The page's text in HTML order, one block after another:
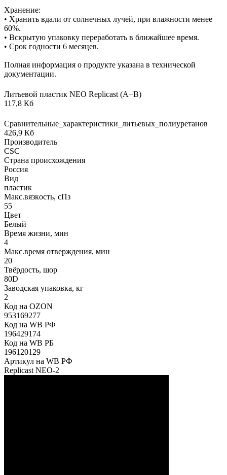
Хранение:
• Хранить вдали от солнечных лучей, при влажности менее
60%.
• Вскрытую упаковку переработать в ближайшее время.
• Срок годности 6 месяцев.
Полная информация о продукте указана в технической
документации.
Литьевой пластик NEO Replicast (А+В)
117,8 Кб
Сравнительные_характеристики_литьевых_полиуретанов
426,9 Кб
Производитель
CSC
Страна происхождения
Россия
Вид
пластик
Макс.вязкoсть, сПз
55
Цвет
Белый
Время жизни, мин
4
Макс.время отверждения, мин
20
Твёрдость, шор
80D
Заводская упаковка, кг
2
Код на OZON
953169277
Код на WB РФ
196429174
Код на WB РБ
196120129
Артикул на WB РФ
Replicast NEO-2